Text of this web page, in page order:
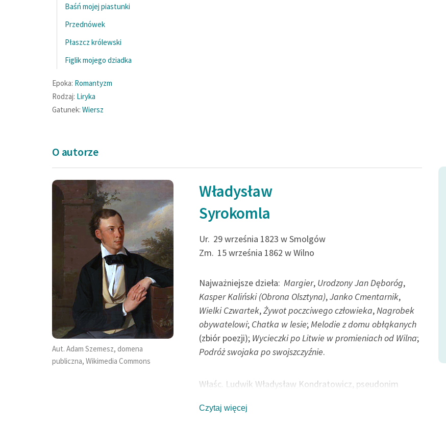
Baśń mojej piastunki
Przednówek
Płaszcz królewski
Figlik mojego dziadka
Epoka: Romantyzm
Rodzaj: Liryka
Gatunek: Wiersz
O autorze
Aut. Adam Szemesz, domena
publiczna, Wikimedia Commons
Władysław
Syrokomla
Ur. 29 września 1823 w Smolgów
Zm. 15 września 1862 w Wilno
Najważniejsze dzieła: Margier, Urodzony Jan Dęboróg,
Kasper Kaliński (Obrona Olsztyna),Janko Cmentarnik,
Wielki Czwartek,Żywot poczciwego człowieka,Nagrobek
obywatelowi; Chatka w lesie;Melodie z domu obłąkanych
(zbiór poezji); Wycieczki po Litwie w promieniach od Wilna;
Podróż swojaka po swojszczyźnie.
Właśc. Ludwik Władysław Kondratowicz, pseudonim
rodzinnego. Poeta, pisarz i tłumacz doby romantyzmu. Był
Czytaj więcej
Wiem o tym, że kędyś są
dziwni pieśniarze,
Co kiedy zanucą dla gości,
Promienią się...
Wincenty Korotyński, Czem chata bogata,
tem rada, Postrzyżyny
Lecz z młodością pospołu
Odlatują mi obie.
Darmo...
Wincenty Korotyński, Czem chata bogata,
tem rada, Powołanie